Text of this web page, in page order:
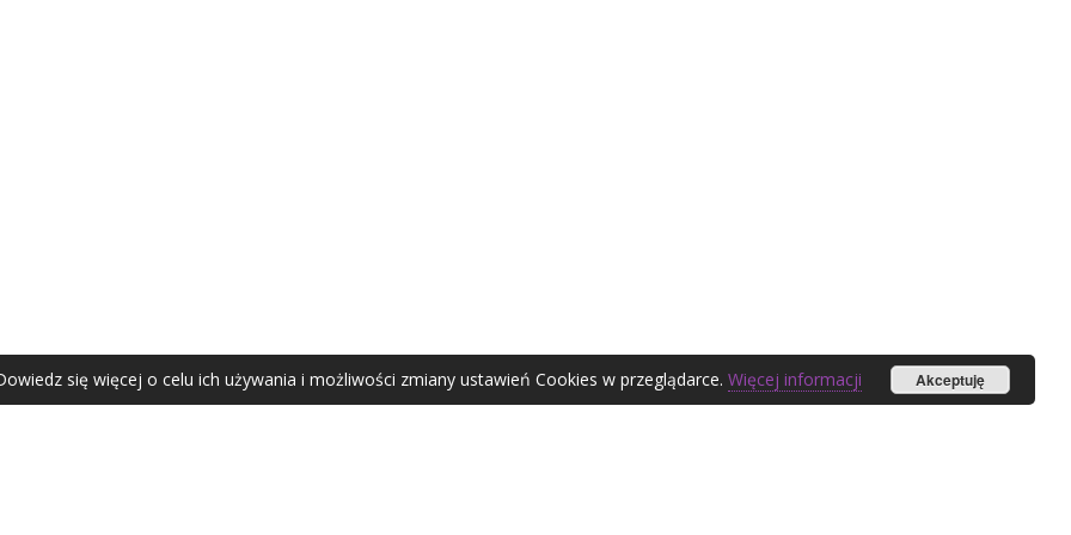
Agata Zubel © 2021
się więcej o celu ich używania i możliwości zmiany ustawień Cookies w przeglądarce. Więcej informacji Akceptuję